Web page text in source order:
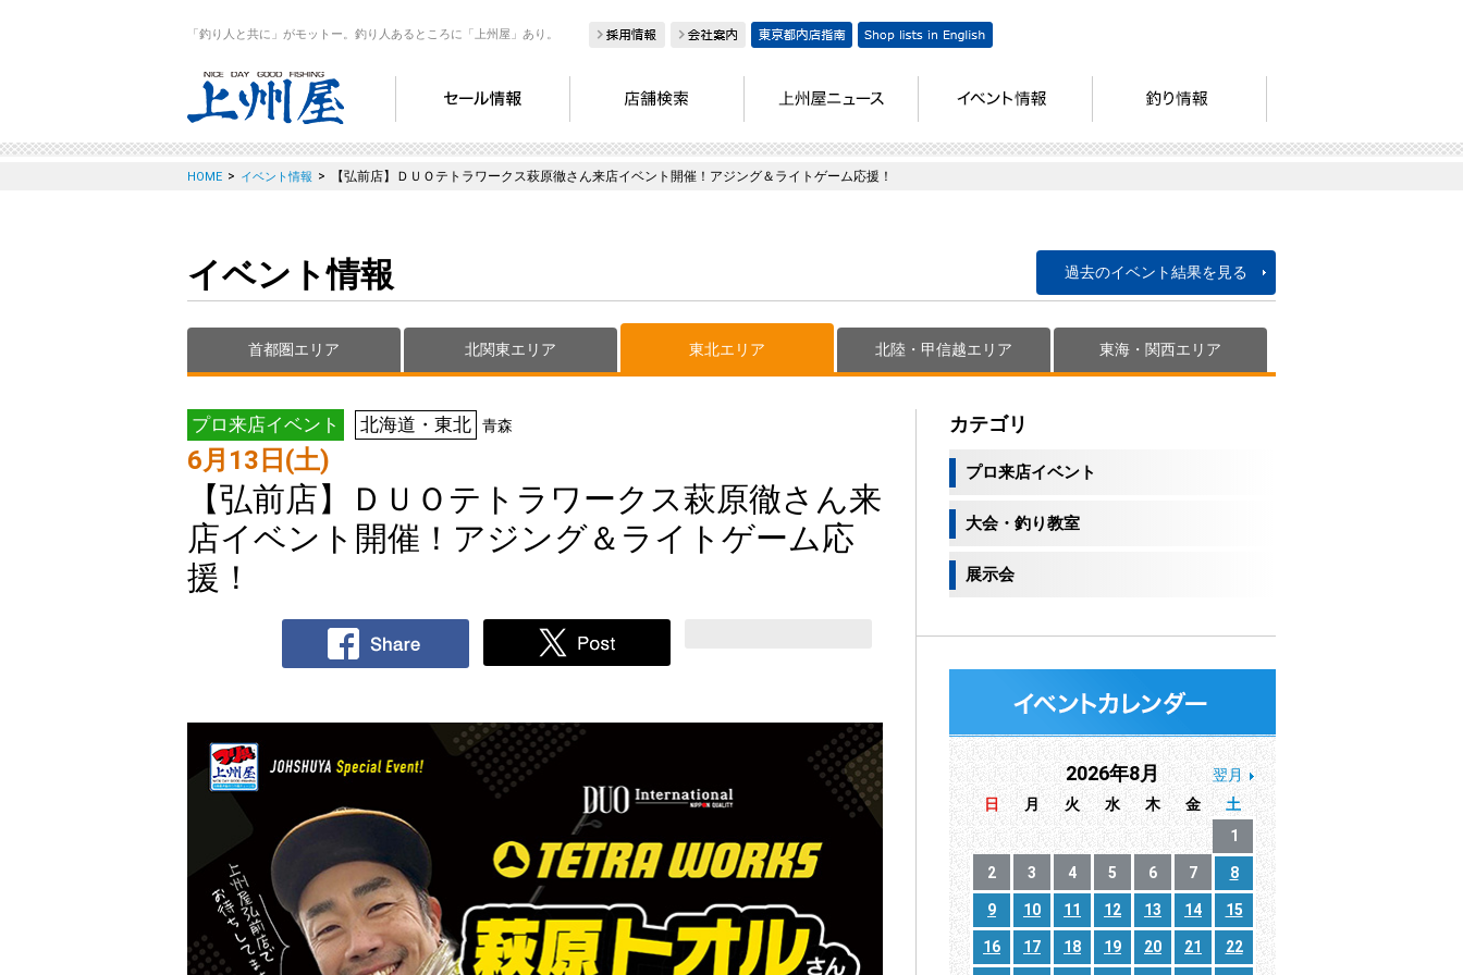
「釣り人と共に」がモットー。釣り人あるところに「上州屋」あり。
HOME > イベント情報 > 【弘前店】ＤＵＯテトラワークス萩原徹さん来店イベント開催！アジング＆ライトゲーム応援！
イベント情報 過去のイベント結果を見る
首都圏エリア 北関東エリア 東北エリア 北陸・甲信越エリア 東海・関西エリア
プロ来店イベント 北海道・東北 青森
6月13日(土)
【弘前店】ＤＵＯテトラワークス萩原徹さん来
店イベント開催！アジング＆ライトゲーム応
援！
カテゴリ
プロ来店イベント
大会・釣り教室
展示会
2026年8月
翌月
日
月 火 水 木 金
土
1
2 3 4 5 6 7 8
9 10 11 12 13 14 15
16 17 18 19 20 21 22